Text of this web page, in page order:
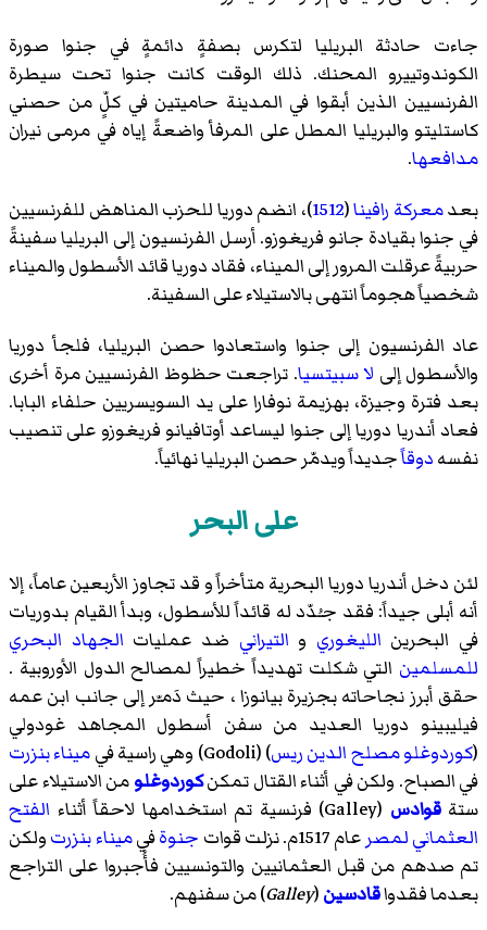
جاءت حادثة البريليا لتكرس بصفةٍ دائمةٍ في جنوا صورة
الكوندوتييرو المحنك. ذلك الوقت كانت جنوا تحت سيطرة
الفرنسيين الذين أبقوا في المدينة حاميتين في كلٍّ من حصني
كاستليتو والبريليا المطل على المرفأ واضعةً إياه في مرمى نيران
مدافعها.
بعدمعركة رافينا(
1512)، انضم دوريا للحزب المناهض للفرنسيين
في جنوا بقيادة جانو فريغوزو. أرسل الفرنسيون إلى البريليا سفينةً
حربيةً عرقلت المرور إلى الميناء، فقاد دوريا قائد الأسطول والميناء
شخصياً هجوماً انتهى بالاستيلاء على السفينة.
عاد الفرنسيون إلى جنوا واستعادوا حصن البريليا، فلجأ دوريا
والأسطول إلى لا سبيتسيا. تراجعت حظوظ الفرنسيين مرة أخرى
بعد فترة وجيزة، بهزيمة نوفاراعلى يد السويسريين حلفاء البابا.
فعاد أندريا دوريا إلى جنوا ليساعد أوتافيانو فريغوزو على تنصيب
نفسهدوقاًجديداً ويدمّر حصن البريليا نهائياً.
على البحر
لئن دخل أندريا دوريا البحرية متأخراً و قد تجاوز الأربعين عاماً، إلا
أنه أبلى جيداً: فقد جـُدّد له قائداً للأسطول، وبدأ القيام بدوريات
في البحرين الليغوري و التيراني ضد عمليات الجهاد البحري
للمسلمين التي شكلت تهديداً خطيراً لمصالح الدول الأوروبية .
حقق أبرز نجاحاته بجزيرةبيانوزا، حيث دَمـّر إلى جانب ابن عمه
فيليبينو دورياالعديد من سفن أسطول المجاهد غودولي
(كوردوغلو مصلح الدين ريس) (Godoli) وهي راسية في
ميناء بنزرت
في الصباح. ولكن في أثناء القتال تمكنكوردوغلومن الاستيلاء على
ستةقوادس (Galley) فرنسية تم استخدامها لاحقاً أثناء
الفتح
العثماني لمصرعام 1517م. نزلت قوات جنوةفيميناء بنزرتولكن
تم صدهم من قبل العثمانيين والتونسيين فأُجبروا على التراجع
بعدما فقدواقادسين(
Galley) من سفنهم.